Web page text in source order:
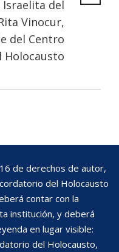
del
Vinocur,
del Centro
Holocausto
de derechos de autor,
del Holocausto
contar con la
institución, y deberá
en lugar visible:
del Holocausto,